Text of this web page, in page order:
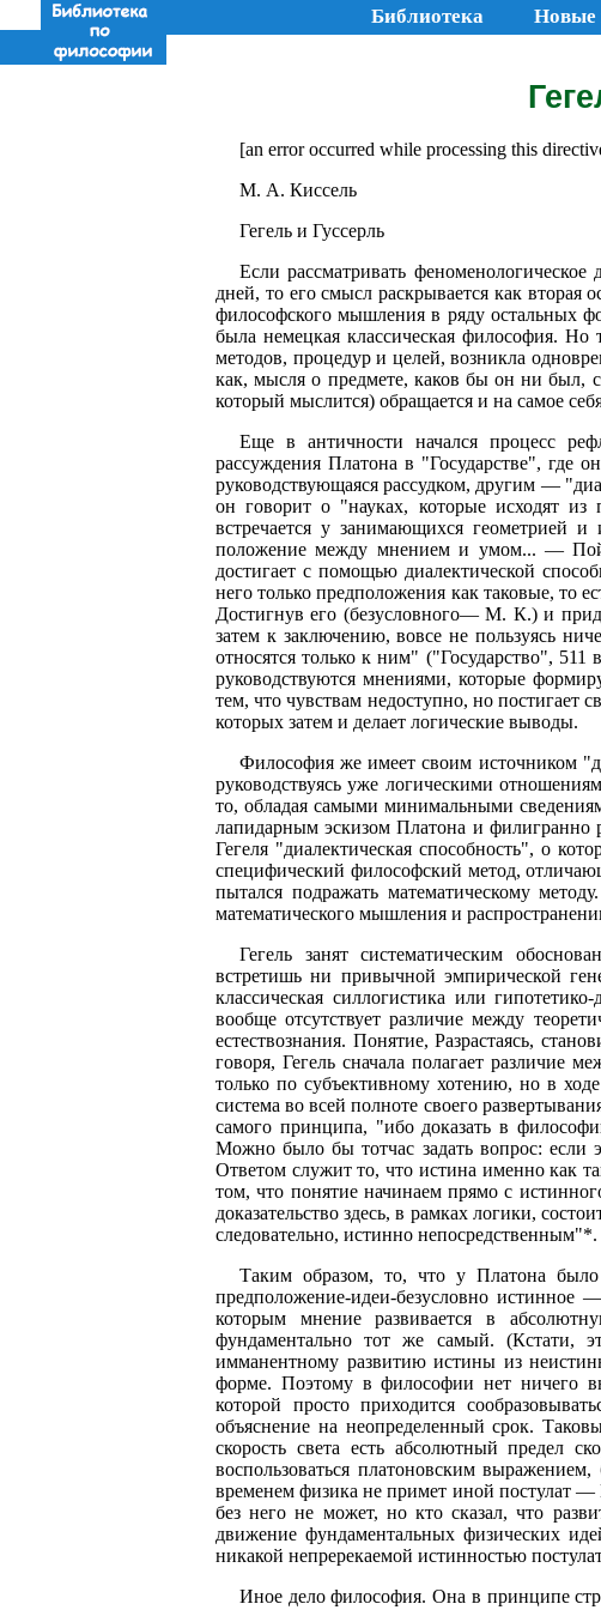
Библиотека Новые
[an error occurred while processing this
М. А. Киссель
Гегель и Гуссерль
Если рассматривать
дней, то его смысл раскрывается как вторая
философского мышления в ряду остальных
была немецкая классическая философия.
методов, процедур и целей, возникла
как, мысля о предмете, каков бы он ни был,
который мыслится) обращается и на самое
Еще в античности начался процесс
рассуждения Платона в "Государстве", где
руководствующаяся рассудком, другим —
он говорит о "науках, которые исходят из
встречается у занимающихся геометрией
положение между мнением и умом... —
достигает с помощью диалектической
него только предположения как таковые, то
Достигнув его (безусловного— М. К.) и
затем к заключению, вовсе не пользуясь
относятся только к ним" ("Государство",
руководствуются мнениями, которые
тем, что чувствам недоступно, но постигает
которых затем и делает логические выводы.
Философия же имеет своим источником
руководствуясь уже логическими
то, обладая самыми минимальными
лапидарным эскизом Платона и филигранно
Гегеля "диалектическая способность", о
специфический философский метод,
пытался подражать математическому
математического мышления и
Гегель занят систематическим
встретишь ни привычной эмпирической
классическая силлогистика или
вообще отсутствует различие между
естествознания. Понятие, Разрастаясь,
говоря, Гегель сначала полагает различие
только по субъективному хотению, но в
система во всей полноте своего
самого принципа, "ибо доказать в
Можно было бы тотчас задать вопрос: если
Ответом служит то, что истина именно как
том, что понятие начинаем прямо с
доказательство здесь, в рамках логики,
следовательно, истинно непосредственным"*.
Таким образом, то, что у Платона
предположение-идеи-безусловно истинное
которым мнение развивается в
фундаментально тот же самый. (Кстати,
имманентному развитию истины из
форме. Поэтому в философии нет ничего
которой просто приходится
объяснение на неопределенный срок.
скорость света есть абсолютный предел
воспользоваться платоновским
временем физика не примет иной постулат —
без него не может, но кто сказал, что
движение фундаментальных физических
никакой непререкаемой истинностью
Иное дело философия. Она в принципе